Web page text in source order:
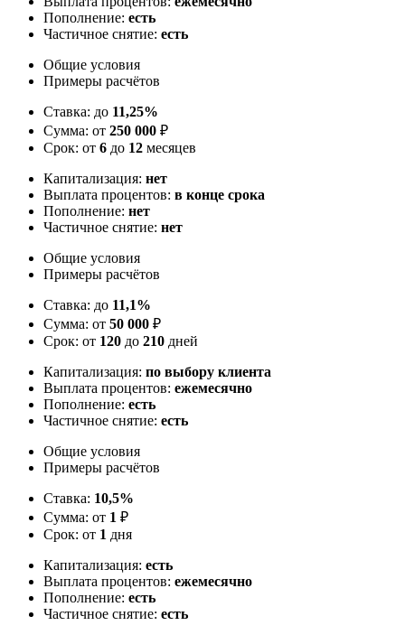
Пополнение: есть
Частичное снятие: есть
Общие условия
Примеры расчётов
Ставка: до 11,25%
Сумма: от 250 000 ₽
Срок: от 6 до 12 месяцев
Капитализация: нет
Выплата процентов: в конце срока
Пополнение: нет
Частичное снятие: нет
Общие условия
Примеры расчётов
Ставка: до 11,1%
Сумма: от 50 000 ₽
Срок: от 120 до 210 дней
Капитализация: по выбору клиента
Выплата процентов: ежемесячно
Пополнение: есть
Частичное снятие: есть
Общие условия
Примеры расчётов
Ставка: 10,5%
Сумма: от 1 ₽
Срок: от 1 дня
Капитализация: есть
Выплата процентов: ежемесячно
Пополнение: есть
Частичное снятие: есть